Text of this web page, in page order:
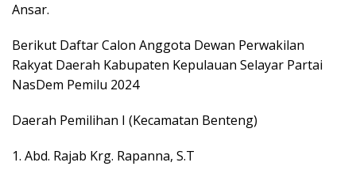
Ansar.
Berikut Daftar Calon Anggota Dewan Perwakilan
Rakyat Daerah Kabupaten Kepulauan Selayar Partai
NasDem Pemilu 2024
Daerah Pemilihan I (Kecamatan Benteng)
1. Abd. Rajab Krg. Rapanna, S.T